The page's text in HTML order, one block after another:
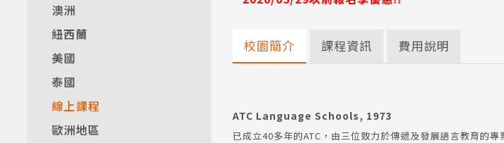
澳洲
紐西蘭
美國
泰國
線上課程
歐洲地區
校園簡介
ATC Language Schools, 1973
已成立40多年的ATC，由三位致力於傳遞及發展語言教育的
課程資訊 費用說明